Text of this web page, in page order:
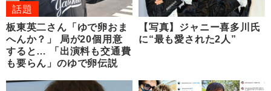
話題
板東英二さん「ゆで卵おま
へんか？」 局が20個用意
すると… 「出演料も交通費
も要らん」のゆで卵伝説
【写真】ジャニー喜多川氏
に“最も愛された2人”